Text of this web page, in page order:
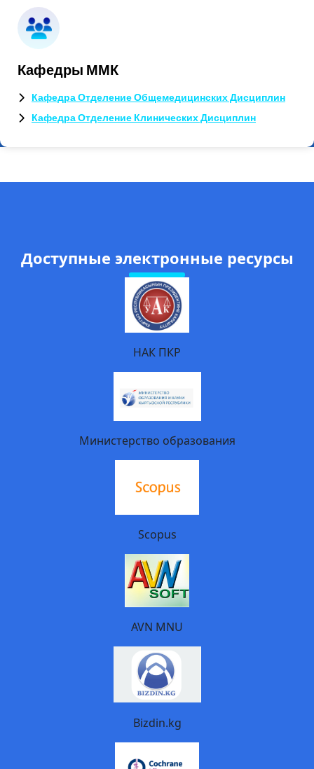
Кафедры ММК
Кафедра Отделение Общемедицинских Дисциплин
Кафедра Отделение Клинических Дисциплин
Доступные электронные ресурсы
НАК ПКР
Министерство образования
Scopus
AVN MNU
Bizdin.kg